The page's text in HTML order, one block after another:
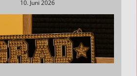
10. Juni 2026